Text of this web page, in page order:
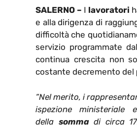
SALERNO – I lavoratori
e alla dirigenza di
difficoltà che
servizio programmate
continua crescita non
costante decremento del
“Nel merito, i
ispezione ministeriale
della sommadi circa